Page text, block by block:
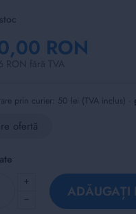
RON
prin curier: 50 lei (TVA inclus) ·
ofertă
ADĂUGAȚI